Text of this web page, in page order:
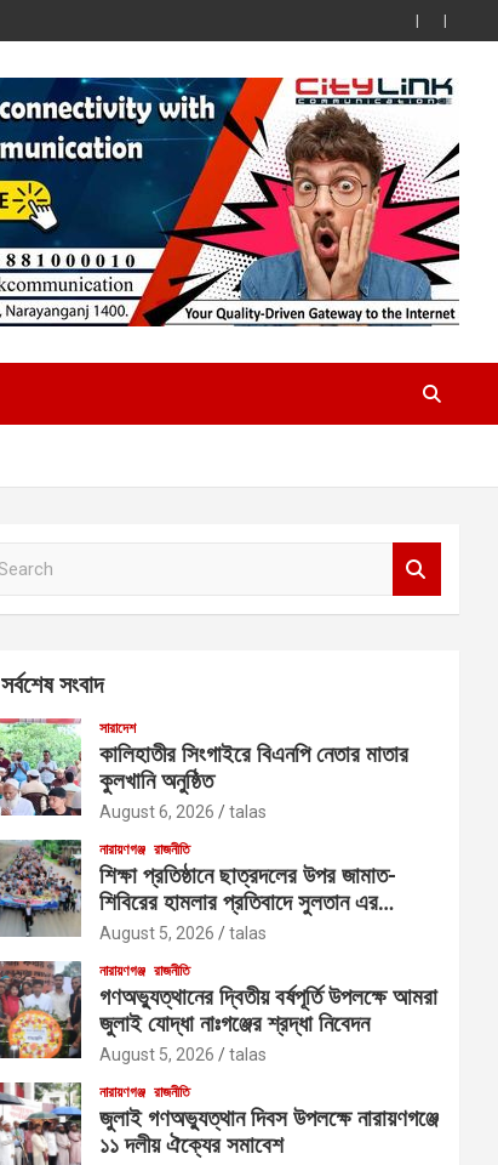
সর্বশেষ সংবাদ
সারাদেশ
কালিহাতীর সিংগাইরে বিএনপি নেতার মাতার
কুলখানি অনুষ্ঠিত
August 6, 2026 talas
নারায়ণগঞ্জ রাজনীতি
শিক্ষা প্রতিষ্ঠানে ছাত্রদলের উপর জামাত-
শিবিরের হামলার প্রতিবাদে সুলতান এর
নেতৃত্বে বিক্ষোভ
August 5, 2026 talas
নারায়ণগঞ্জ রাজনীতি
গণঅভ্যুত্থানের দ্বিতীয় বর্ষপূর্তি উপলক্ষে আমরা
জুলাই যোদ্ধা নাঃগঞ্জের শ্রদ্ধা নিবেদন
August 5, 2026 talas
নারায়ণগঞ্জ রাজনীতি
জুলাই গণঅভ্যুত্থান দিবস উপলক্ষে নারায়ণগঞ্জে
১১ দলীয় ঐক্যের সমাবেশ